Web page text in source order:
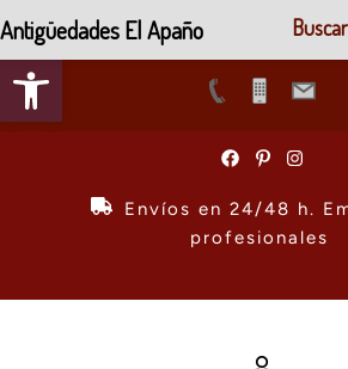
Abrir barra de herramientas
Envíos en 24/48 h.
profesionales
Antigüedades El Apaño